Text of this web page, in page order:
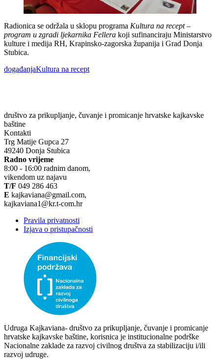
Radionica se održala u sklopu programa Kultura na recept –
program u zgradi ljekarnika Fellera koji sufinanciraju Ministarstvo
kulture i medija RH, Krapinsko-zagorska županija i Grad Donja
Stubica.
Tags:
događanjaKultura na recept
društvo za prikupljanje, čuvanje i promicanje hrvatske kajkavske
baštine
Kontakti
Trg Matije Gupca 27
49240 Donja Stubica
Radno vrijeme
8:00 - 16:00 radnim danom,
vikendom uz najavu
T/F 049 286 463
E kajkaviana@gmail.com,
kajkaviana1@kr.t-com.hr
Pravila privatnosti
Izjava o pristupačnosti
Udruga Kajkaviana- društvo za prikupljanje, čuvanje i promicanje
hrvatske kajkavske baštine, korisnica je institucionalne podrške
Nacionalne zaklade za razvoj civilnog društva za stabilizaciju i/ili
razvoj udruge.